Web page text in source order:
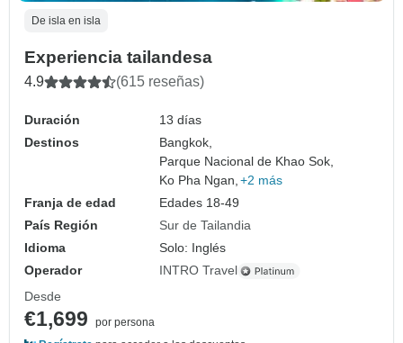
De isla en isla
Experiencia tailandesa
4.9 (615 reseñas)
Duración
13 días
Destinos
Bangkok,
Parque Nacional de Khao Sok,
Ko Pha Ngan, +2 más
Franja de edad
Edades 18-49
País Región
Sur de Tailandia
Idioma
Solo: Inglés
Operador
INTRO Travel
Desde
€1,699
por persona